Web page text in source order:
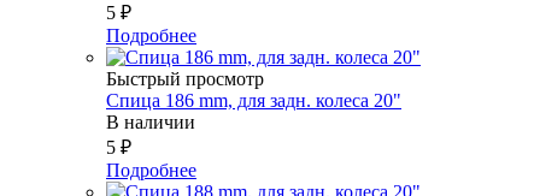
5 ₽
Подробнее
Быстрый просмотр
Спица 186 mm, для задн. колеса 20"
В наличии
5 ₽
Подробнее